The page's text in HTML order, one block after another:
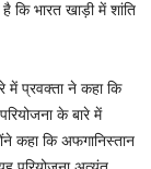
कि भारत खाड़ी में शांति
में प्रवक्‍ता ने कहा कि
के बारे में
कहा कि अफगानिस्‍तान